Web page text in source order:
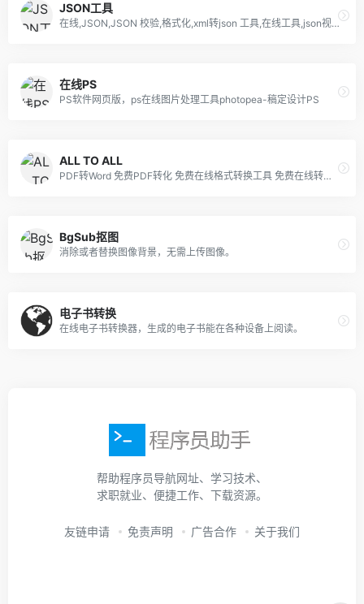
JSON工具
在线,JSON,JSON 校验,格式化,xml转json 工具,在线工具,json视图,可视化,程序,服务器,域名注册,正则表达式,测试,在线json格式化工具,json 格式化,json格式化工具,json字符串格式化,json 在线查看器,json在线,json 在线验证,json tools online,在线文字对比工具
在线PS
PS软件网页版，ps在线图片处理工具photopea-稿定设计PS
ALL TO ALL
PDF转Word 免费PDF转化 免费在线格式转换工具 免费在线转换工具 免费视频在线转换 免费音频在线转换。
BgSub抠图
消除或者替换图像背景，无需上传图像。
电子书转换
在线电子书转换器，生成的电子书能在各种设备上阅读。
帮助程序员导航网址、学习技术、
求职就业、便捷工作、下载资源。
友链申请 免责声明 广告合作 关于我们